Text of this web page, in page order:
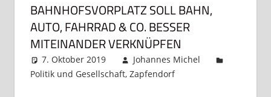
BAHNHOFSVORPLATZ SOLL BAHN,
AUTO, FAHRRAD & CO. BESSER
MITEINANDER VERKNÜPFEN
7. Oktober 2019
Johannes Michel
Politik und Gesellschaft, Zapfendorf